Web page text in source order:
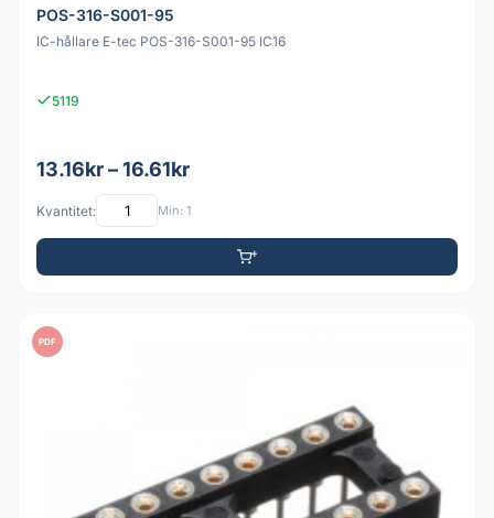
POS-316-S001-95
IC-hållare E-tec POS-316-S001-95 IC16
5119
13.16kr – 16.61kr
Kvantitet: Min: 1
PDF